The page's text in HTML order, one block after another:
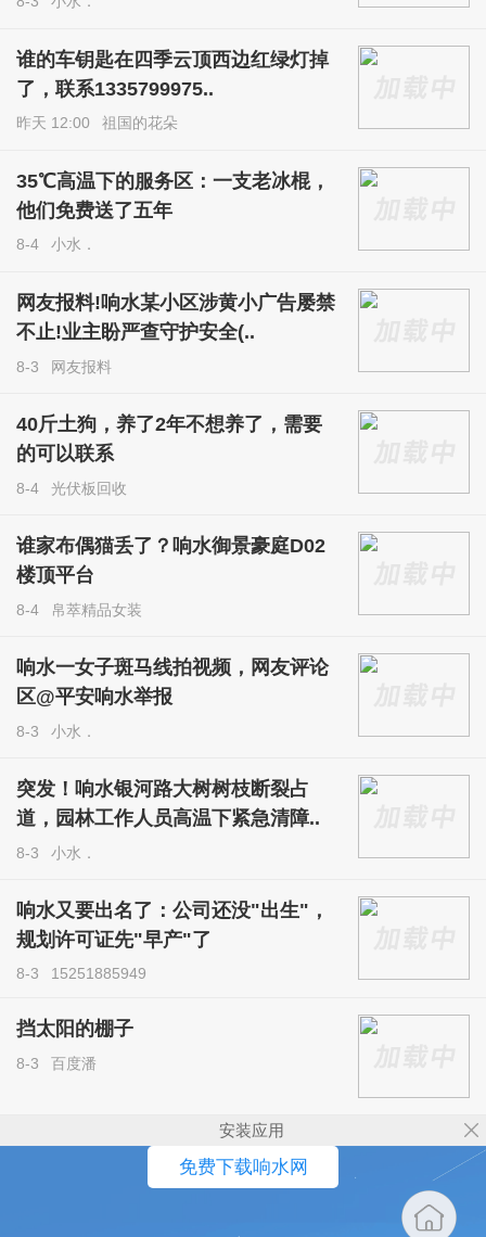
谁的车钥匙在四季云顶西边红绿灯掉
了，联系1335799975..
昨天 12:00 祖国的花朵
35℃高温下的服务区：一支老冰棍，
他们免费送了五年
8-4 小水．
网友报料!响水某小区涉黄小广告屡禁
不止!业主盼严查守护安全(..
8-3 网友报料
40斤土狗，养了2年不想养了，需要
的可以联系
8-4 光伏板回收
谁家布偶猫丢了？响水御景豪庭D02
楼顶平台
8-4 帛萃精品女装
响水一女子斑马线拍视频，网友评论
区@平安响水举报
8-3 小水．
突发！响水银河路大树树枝断裂占
道，园林工作人员高温下紧急清障..
8-3 小水．
响水又要出名了：公司还没"出生"，
规划许可证先"早产"了
8-3 15251885949
挡太阳的棚子
8-3 百度潘
安装应用
免费下载响水网